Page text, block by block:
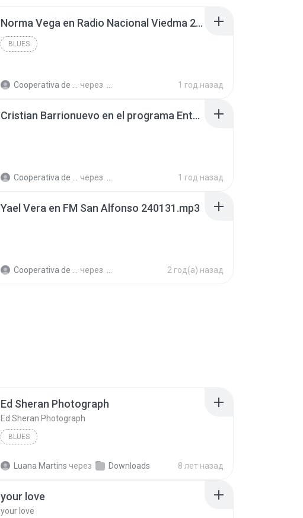
Norma Vega en Radio Nacional Viedma 240918.mp3
BLUES
Cooperativa de Trabajo C. через 1 год назад
Cristian Barrionuevo en el programa Entre amigos, en AgenHoy Radio 250409.mp3
Cooperativa de Trabajo C. через 1 год назад
Yael Vera en FM San Alfonso 240131.mp3
Cooperativa de Trabajo C. через 2 год(а) назад
Ed Sheran Photograph
Ed Sheran Photograph
BLUES
Luana Martins через Downloads 8 лет назад
your love
your love